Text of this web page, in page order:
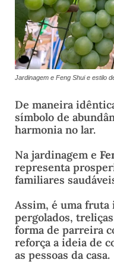
Jardinagem e Feng Shui e estilo
De maneira
símbolo de
harmonia no lar.
Na jardinagem e
representa
familiares
Assim, é uma fruta
pergolados,
forma de parreira
reforça a ideia de
as pessoas da casa.